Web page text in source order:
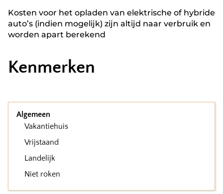
Kosten voor het opladen van elektrische of hybride
auto’s (indien mogelijk) zijn altijd naar verbruik en
worden apart berekend
Kenmerken
Algemeen
Vakantiehuis
Vrijstaand
Landelijk
Niet roken